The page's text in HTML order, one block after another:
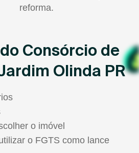
reforma.
Consórcio de
Olinda PR
o imóvel
o FGTS como lance